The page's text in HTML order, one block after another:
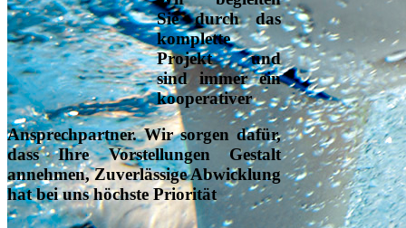
Sie durch das
komplette
Projekt und
sind immer ein
kooperativer
Ansprechpartner. Wir sorgen dafür,
dass Ihre Vorstellungen Gestalt
annehmen, Zuverlässige Abwicklung
hat bei uns höchste Priorität